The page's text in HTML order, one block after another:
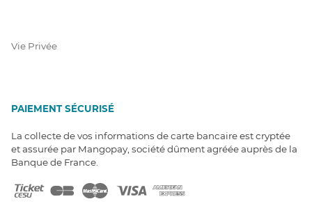
Vie Privée
PAIEMENT SÉCURISÉ
La collecte de vos informations de carte bancaire est cryptée
et assurée par Mangopay, société dûment agréée auprès de la
Banque de France.